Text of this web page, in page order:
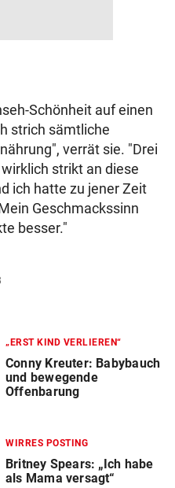
Schönheit auf einen
strich sämtliche
verrät sie. "Drei
strikt an diese
ich hatte zu jener Zeit
Geschmackssinn
besser."
„ERST KIND VERLIEREN“
Conny Kreuter: Babybauch
und bewegende
Offenbarung
WIRRES POSTING
Britney Spears: „Ich habe
als Mama versagt“